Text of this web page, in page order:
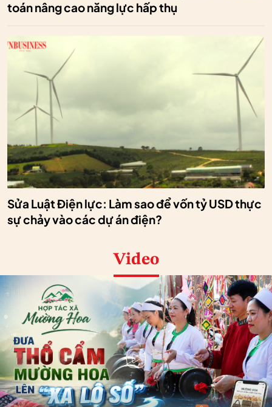
toán nâng cao năng lực hấp thụ
Sửa Luật Điện lực: Làm sao để vốn tỷ USD thực
sự chảy vào các dự án điện?
Video